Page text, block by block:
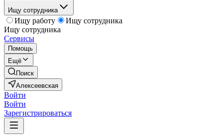
Ищу сотрудника
Ищу работу
Ищу сотрудника
Ищу сотрудника
Сервисы
Помощь
Ещё
Поиск
Алексеевская
Войти
Войти
Зарегистрироваться